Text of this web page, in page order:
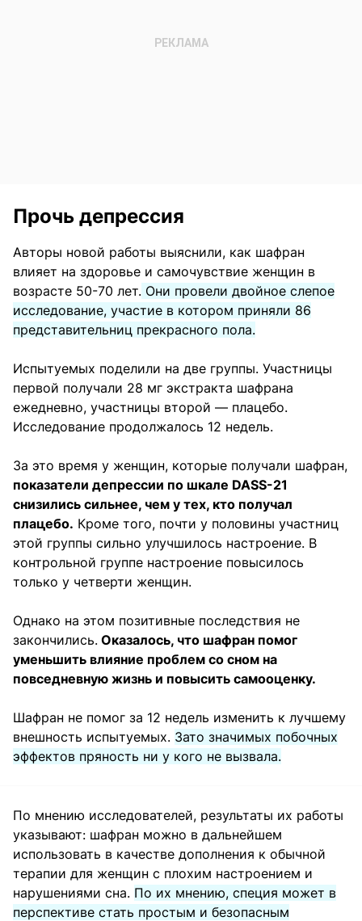
Прочь депрессия
Авторы новой работы выяснили, как шафран
влияет на здоровье и самочувствие женщин в
возрасте 50-70 лет. Они провели двойное слепое
исследование, участие в котором приняли 86
представительниц прекрасного пола.
Испытуемых поделили на две группы. Участницы
первой получали 28 мг экстракта шафрана
ежедневно, участницы второй — плацебо.
Исследование продолжалось 12 недель.
За это время у женщин, которые получали шафран,
показатели депрессии по шкале DASS-21
снизились сильнее, чем у тех, кто получал
плацебо. Кроме того, почти у половины участниц
этой группы сильно улучшилось настроение. В
контрольной группе настроение повысилось
только у четверти женщин.
Однако на этом позитивные последствия не
закончились. Оказалось, что шафран помог
уменьшить влияние проблем со сном на
повседневную жизнь и повысить самооценку.
Шафран не помог за 12 недель изменить к лучшему
внешность испытуемых. Зато значимых побочных
эффектов пряность ни у кого не вызвала.
По мнению исследователей, результаты их работы
указывают: шафран можно в дальнейшем
использовать в качестве дополнения к обычной
терапии для женщин с плохим настроением и
нарушениями сна. По их мнению, специя может в
перспективе стать простым и безопасным